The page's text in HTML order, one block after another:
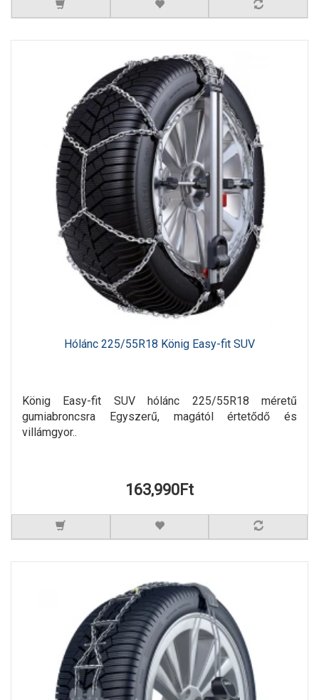
Hólánc 225/55R18 König Easy-fit SUV
König Easy-fit SUV hólánc 225/55R18 méretű
gumiabroncsra Egyszerű, magától értetődő és
villámgyor..
163,990Ft